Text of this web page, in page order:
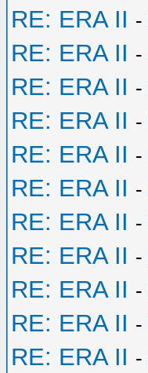
RE: ERA II -
RE: ERA II -
RE: ERA II -
RE: ERA II -
RE: ERA II -
RE: ERA II -
RE: ERA II -
RE: ERA II -
RE: ERA II -
RE: ERA II -
RE: ERA II -